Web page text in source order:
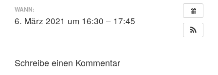
WANN:
6. März 2021 um 16:30 – 17:45
Schreibe einen Kommentar